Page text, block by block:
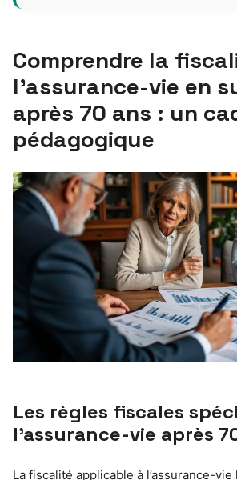
Comprendre la
l’assurance-vie en
après 70 ans : un
pédagogique
Les règles fiscales
l’assurance-vie après
La fiscalité applicable à l’assurance-vie